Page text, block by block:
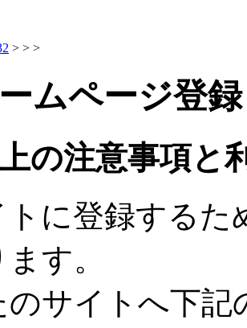
> > >
ムページ登録
上の注意事項と
トに登録するた
す。
のサイトへ下記